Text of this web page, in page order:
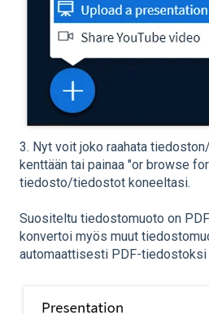
3. Nyt voit joko raahata
kenttään tai painaa "or browse
tiedosto/tiedostot koneeltasi.
Suositeltu tiedostomuoto on
konvertoi myös muut
automaattisesti PDF-tiedostoksi